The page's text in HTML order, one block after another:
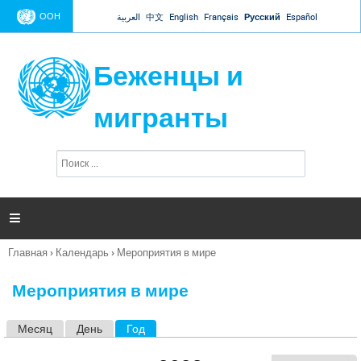
Jump to navigation
ООН العربية 中文 English Français Русский Español
Беженцы и
мигранты
п
и

Вы
Главная › Календарь › Мероприятия в мире
Мероприятия в мире
Месяц День Год